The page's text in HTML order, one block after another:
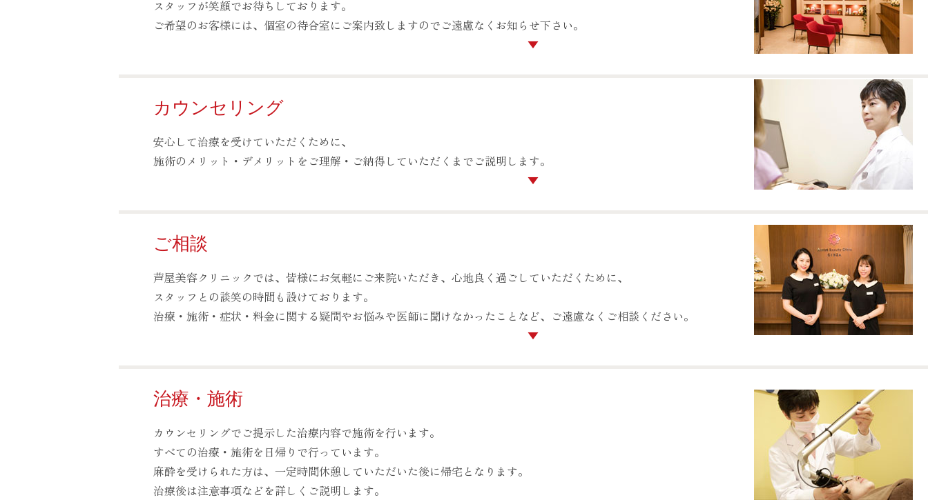
スタッフが笑顔でお待ちしております。
ご希望のお客様には、個室の待合室にご案内致しますのでご遠慮なくお知らせ下さい。
カウンセリング
安心して治療を受けていただくために、
施術のメリット・デメリットをご理解・ご納得していただくまでご説明します。
ご相談
芦屋美容クリニックでは、皆様にお気軽にご来院いただき、心地良く過ごしていただくために、
スタッフとの談笑の時間も設けております。
治療・施術・症状・料金に関する疑問やお悩みや医師に聞けなかったことなど、ご遠慮なくご相談ください。
治療・施術
カウンセリングでご提示した治療内容で施術を行います。
すべての治療・施術を日帰りで行っています。
麻酔を受けられた方は、一定時間休憩していただいた後に帰宅となります。
治療後は注意事項などを詳しくご説明します。